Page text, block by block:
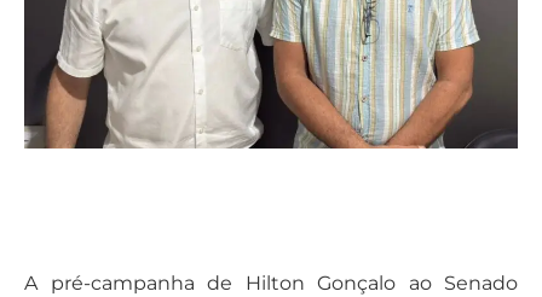
A pré-campanha de Hilton Gonçalo ao Senado